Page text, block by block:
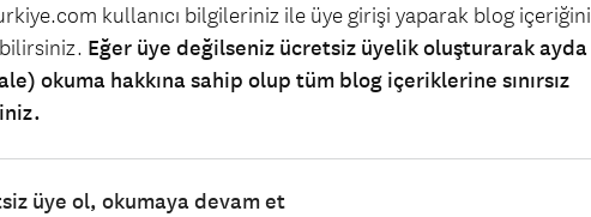
kullanıcı bilgileriniz ile üye girişi yaparak blog içeriğini
Eğer üye değilseniz ücretsiz üyelik oluşturarak ayda
okuma hakkına sahip olup tüm blog içeriklerine sınırsız
üye ol, okumaya devam et